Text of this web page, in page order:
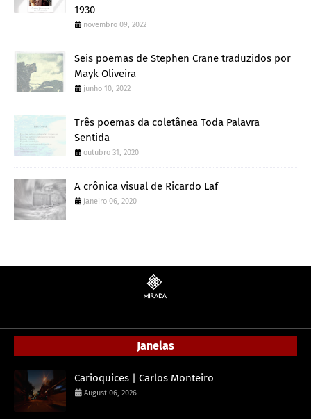
1930
novembro 09, 2022
Seis poemas de Stephen Crane traduzidos por
Mayk Oliveira
junho 10, 2022
Três poemas da coletânea Toda Palavra
Sentida
outubro 31, 2020
A crônica visual de Ricardo Laf
janeiro 06, 2020
Janelas
Carioquices | Carlos Monteiro
August 06, 2026